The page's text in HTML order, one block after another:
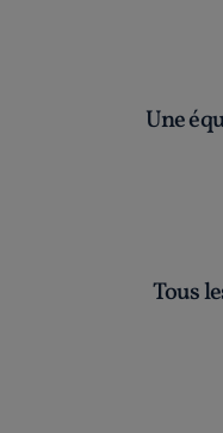
Une
Tous